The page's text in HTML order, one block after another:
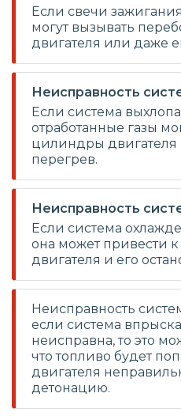
Если свечи
могут вызывать
двигателя или даже
Неисправность
Если система
отработанные газы
цилиндры двигателя
перегрев.
Неисправность
Если система
она может привести
двигателя и его
Неисправность
если система
неисправна, то это
что топливо будет
двигателя
детонацию.